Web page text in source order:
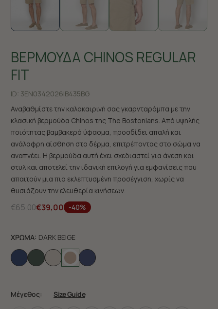
ΒΕΡΜΟΥΔΑ CHINOS REGULAR
FIT
ID: 3EN0342026|B435BG
Αναβαθμίστε την καλοκαιρινή σας γκαρνταρόμπα με την
κλασική βερμούδα Chinos της The Bostonians. Από υψηλής
ποιότητας βαμβακερό ύφασμα, προσδίδει απαλή και
ανάλαφρη αίσθηση στο δέρμα, επιτρέποντας στο σώμα να
αναπνέει. Η βερμούδα αυτή έχει σχεδιαστεί για άνεση και
στυλ και αποτελεί την ιδανική επιλογή για εμφανίσεις που
απαιτούν μια πιο εκλεπτυσμένη προσέγγιση, χωρίς να
θυσιάζουν την ελευθερία κινήσεων.
€65,00€39,00 -40%
ΧΡΩΜΑ: DARK BEIGE
Μέγεθος: Size Guide